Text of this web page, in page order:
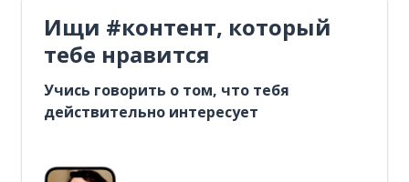
Ищи #контент, который
тебе нравится
Учись говорить о том, что тебя
действительно интересует